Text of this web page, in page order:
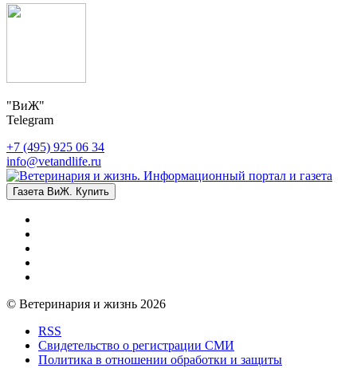
"ВиЖ"
Telegram
+7 (495) 925 06 34
info@vetandlife.ru
Газета ВиЖ. Купить
© Ветеринария и жизнь 2026
RSS
Свидетельство о регистрации СМИ
Политика в отношении обработки и защиты